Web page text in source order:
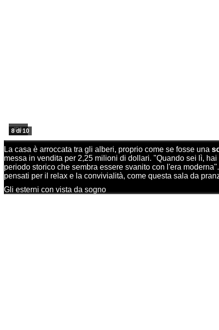
IPA
8 di 10
La casa è arroccata tra gli alberi, proprio come se fosse una
messa in vendita per 2,25 milioni di dollari. "Quando sei lì,
periodo storico che sembra essere svanito con l'era
pensati per il relax e la convivialità, come questa sala da
Gli esterni con vista da sogno